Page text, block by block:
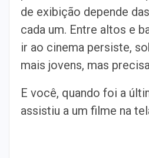
de exibição depende
cada um. Entre altos e
ir ao cinema persiste,
mais jovens, mas
E você, quando foi a
assistiu a um filme na